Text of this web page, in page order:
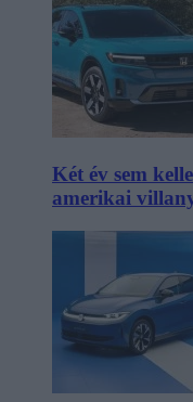
Két év sem
amerikai